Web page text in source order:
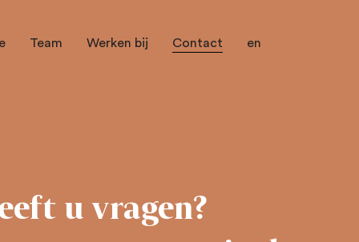
Team Werken bij Contact en
u vragen?